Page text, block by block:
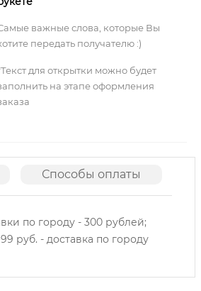
важные слова, которые Вы
передать получателю :)
для открытки можно будет
на этапе оформления
Способы оплаты
по городу - 300 рублей;
руб. - доставка по городу